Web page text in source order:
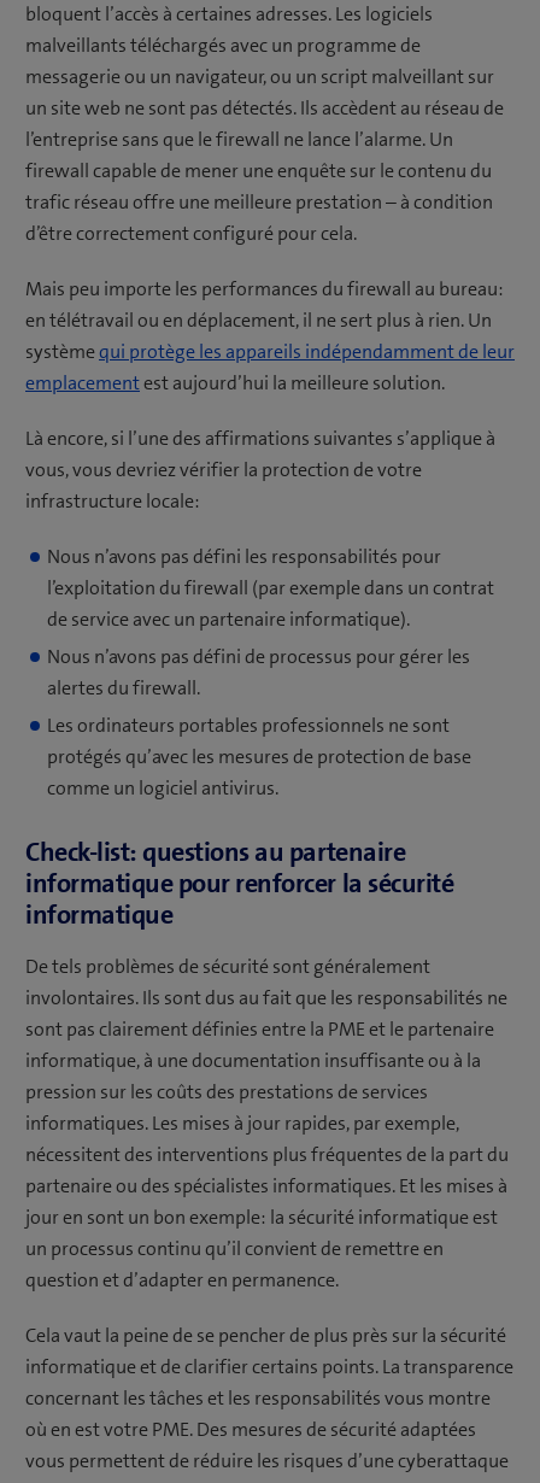
bloquent l’accès à certaines adresses. Les logiciels
malveillants téléchargés avec un programme de
messagerie ou un navigateur, ou un script malveillant sur
un site web ne sont pas détectés. Ils accèdent au réseau de
l’entreprise sans que le firewall ne lance l’alarme. Un
firewall capable de mener une enquête sur le contenu du
trafic réseau offre une meilleure prestation – à condition
d’être correctement configuré pour cela.
Mais peu importe les performances du firewall au bureau:
en télétravail ou en déplacement, il ne sert plus à rien. Un
systèmequi protège les appareils indépendamment de leur
emplacementest aujourd’hui la meilleure solution.
Là encore, si l’une des affirmations suivantes s’applique à
vous, vous devriez vérifier la protection de votre
infrastructure locale:
Nous n’avons pas défini les responsabilités pour
l’exploitation du firewall (par exemple dans un contrat
de service avec un partenaire informatique).
Nous n’avons pas défini de processus pour gérer les
alertes du firewall.
Les ordinateurs portables professionnels ne sont
protégés qu’avec les mesures de protection de base
comme un logiciel antivirus.
Check-list: questions au partenaire
informatique pour renforcer la sécurité
informatique
De tels problèmes de sécurité sont généralement
involontaires. Ils sont dus au fait que les responsabilités ne
sont pas clairement définies entre la PME et le partenaire
informatique, à une documentation insuffisante ou à la
pression sur les coûts des prestations de services
informatiques. Les mises à jour rapides, par exemple,
nécessitent des interventions plus fréquentes de la part du
partenaire ou des spécialistes informatiques. Et les mises à
jour en sont un bon exemple: la sécurité informatique est
un processus continu qu’il convient de remettre en
question et d’adapter en permanence.
Cela vaut la peine de se pencher de plus près sur la sécurité
informatique et de clarifier certains points. La transparence
concernant les tâches et les responsabilités vous montre
où en est votre PME. Des mesures de sécurité adaptées
vous permettent de réduire les risques d’une cyberattaque